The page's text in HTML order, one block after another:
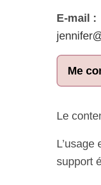
E-mail :
Me
Le
support